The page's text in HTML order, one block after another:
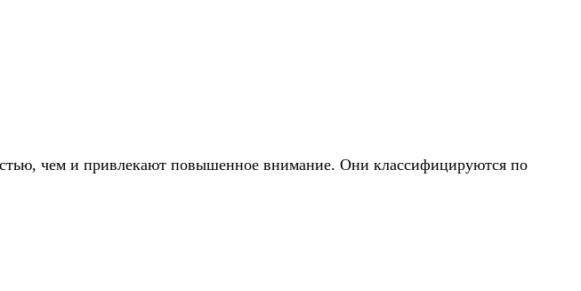
чем и привлекают повышенное внимание. Они классифицируются по